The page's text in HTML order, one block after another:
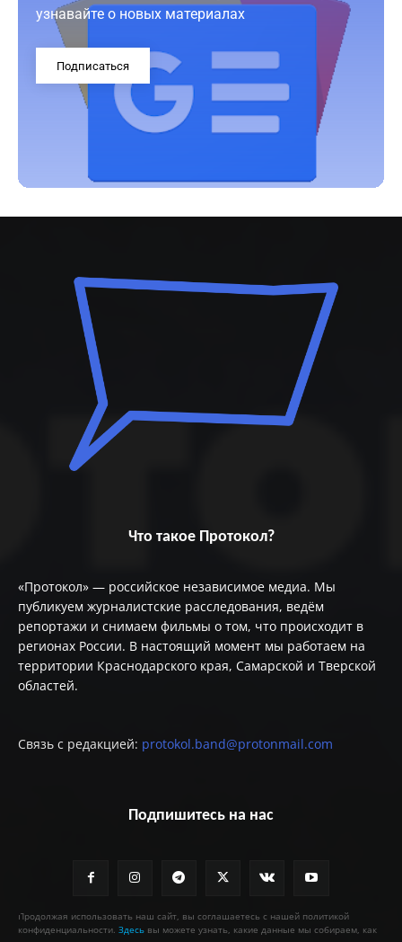
узнавайте о новых материалах
Подписаться
Что такое Протокол?
«Протокол» — российское независимое медиа. Мы
публикуем журналистские расследования, ведём
репортажи и снимаем фильмы о том, что происходит в
регионах России. В настоящий момент мы работаем на
территории Краснодарского края, Самарской и Тверской
областей.
Связь с редакцией: protokol.band@protonmail.com
Подпишитесь на нас
Продолжая использовать наш сайт, вы соглашаетесь с нашей политикой
конфиденциальности. Здесь вы можете узнать, какие данные мы собираем, как